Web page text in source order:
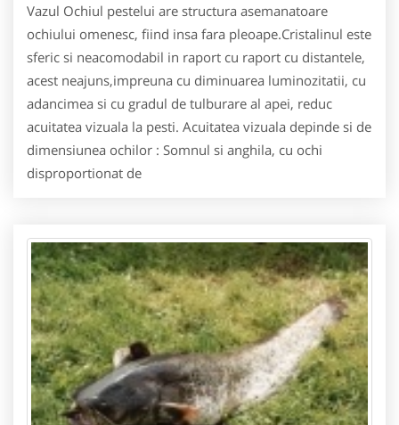
Vazul Ochiul pestelui are structura asemanatoare
ochiului omenesc, fiind insa fara pleoape.Cristalinul este
sferic si neacomodabil in raport cu raport cu distantele,
acest neajuns,impreuna cu diminuarea luminozitatii, cu
adancimea si cu gradul de tulburare al apei, reduc
acuitatea vizuala la pesti. Acuitatea vizuala depinde si de
dimensiunea ochilor : Somnul si anghila, cu ochi
disproportionat de